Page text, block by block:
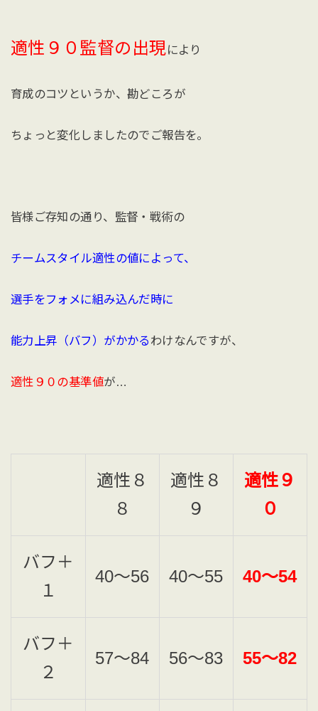
適性９０監督の出現により
育成のコツというか、勘どころが
ちょっと変化しましたのでご報告を。
皆様ご存知の通り、監督・戦術の
チームスタイル適性の値によって、
選手をフォメに組み込んだ時に
能力上昇（バフ）がかかる わけなんですが、
適性９０の基準値が…
適性８
８
適性８
９
適性９
０
バフ＋
１
40〜56 40〜55 40〜54
バフ＋
２
57〜84 56〜83 55〜82